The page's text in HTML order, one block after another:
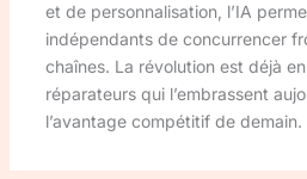
et de personnalisation, l’IA
indépendants de concurrencer
chaînes. La révolution est déjà
réparateurs qui l’embrassent
l’avantage compétitif de demain.